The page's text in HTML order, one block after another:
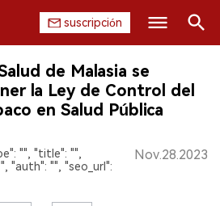
suscripción
de Malasia se
la Ley de Control del
en Salud Pública
"", "title": "",
"auth": "", "seo_url":
Nov.28.2023